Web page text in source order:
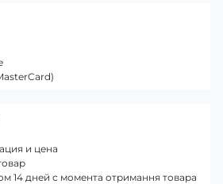
и цена
14 дней с момента отримання товара